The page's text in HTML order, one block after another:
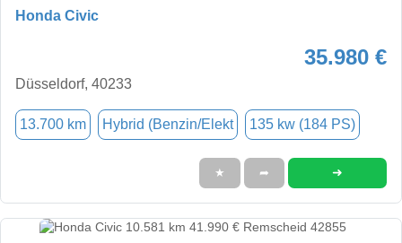
Honda Civic
35.980 €
Düsseldorf, 40233
13.700 km Hybrid (Benzin/Elekt 135 kw (184 PS)
★ ➦ ➜